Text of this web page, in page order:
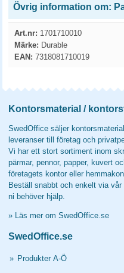
Övrig information om:
Art.nr: 1701710010
Märke: Durable
EAN: 7318081710019
Kontorsmaterial /
SwedOffice säljer
leveranser till företag och
Vi har ett stort sortiment inom
pärmar, pennor, papper, kuvert
företagets kontor eller
Beställ snabbt och enkelt via
ni behöver hjälp.
» Läs mer om SwedOffice.se
SwedOffice.se
» Produkter A-Ö